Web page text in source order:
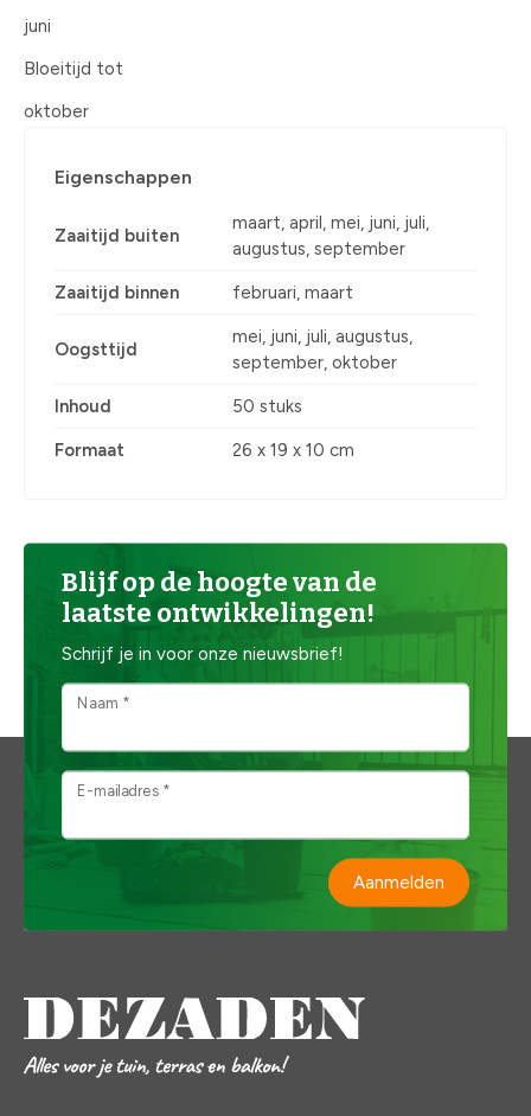
juni
Bloeitijd tot
oktober
Eigenschappen
Zaaitijd buiten
maart, april, mei, juni, juli,
augustus, september
Zaaitijd binnen februari, maart
Oogsttijd
mei, juni, juli, augustus,
september, oktober
Inhoud 50 stuks
Formaat 26 x 19 x 10 cm
Blijf op de hoogte van de
laatste ontwikkelingen!
Schrijf je in voor onze nieuwsbrief!
Naam *
E-mailadres *
Aanmelden